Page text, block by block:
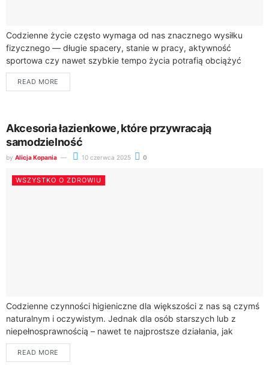
Codzienne życie często wymaga od nas znacznego wysiłku
fizycznego — długie spacery, stanie w pracy, aktywność
sportowa czy nawet szybkie tempo życia potrafią obciążyć
stopy i całe ciało. Problemy ze...
READ MORE
Akcesoria łazienkowe, które przywracają
samodzielność
by Alicja Kopania 10 czerwca 2025 0
WSZYSTKO O ZDROWIU
Codzienne czynności higieniczne dla większości z nas są czymś
naturalnym i oczywistym. Jednak dla osób starszych lub z
niepełnosprawnością – nawet te najprostsze działania, jak
wejście do wanny czy skorzystanie...
READ MORE